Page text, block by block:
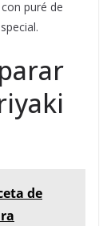
puré de
de